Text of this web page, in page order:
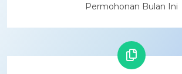
Permohonan Bulan Ini